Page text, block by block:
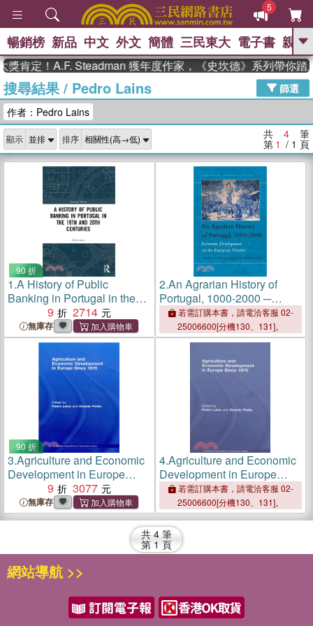
5
GO
熱搜： 高希均教授回憶錄
、 The Odyssey 、 父親節 、 如果歷
獎 臺灣漫遊錄 、 方念華 、 台灣的李
登輝時代
數學女孩：黎曼猜想 、
偉大的迷走神經
暢銷榜 新品 中文 外文 簡體 三民東大 電子書 親子
肯定！A.F. Steadman 獲年度作家，《史坎德》系列帶你踏
搜尋結果/ Pedro Lains
篩選
作者：Pedro Lains
顯示 排序 共 4 筆
第 1 / 1 頁
90 折
1.A History of Public
Banking in Portugal in the
19th and 20th Centuries
9 2714
無庫存
2.An Agrarian History of
Portugal, 1000-2000 ─
Economic Development on
the European Frontier
若需訂購本書，請電洽客服 02-
25006600[分機130、131]。
90 折
3.Agriculture and Economic
Development in Europe
Since 1870
9 3077
無庫存
4.Agriculture and Economic
Development in Europe
Since 1870
若需訂購本書，請電洽客服 02-
25006600[分機130、131]。
共 4 筆
第 1 頁
網站導航 >>